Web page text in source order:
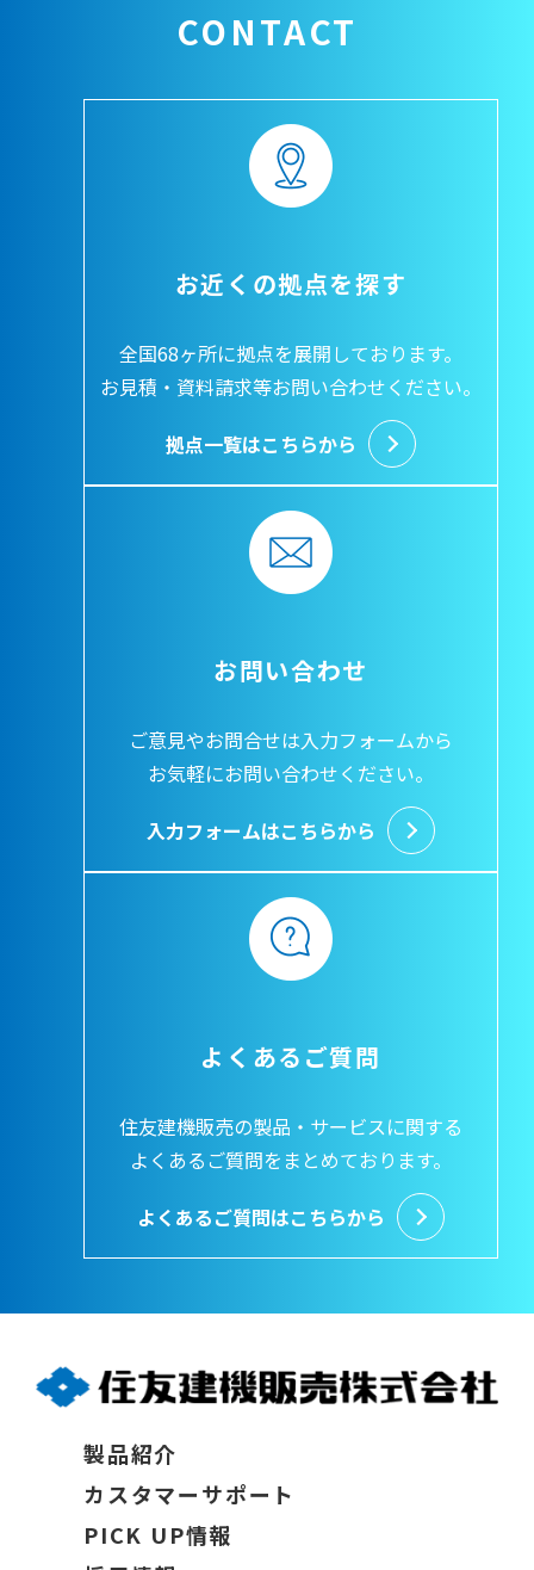
CONTACT
お近くの拠点を探す
全国68ヶ所に拠点を展開しております。
お見積・資料請求等お問い合わせください。
拠点一覧はこちらから
お問い合わせ
ご意見やお問合せは入力フォームから
お気軽にお問い合わせください。
入力フォームはこちらから
よくあるご質問
住友建機販売の製品・サービスに関する
よくあるご質問をまとめております。
よくあるご質問はこちらから
製品紹介
カスタマーサポート
PICK UP情報